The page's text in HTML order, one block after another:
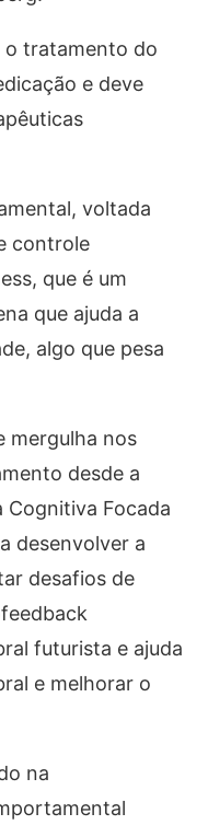
o tratamento do
e deve
voltada
controle
que é um
que ajuda a
algo que pesa
mergulha nos
desde a
Cognitiva Focada
desenvolver a
desafios de
futurista e ajuda
e melhorar o
na